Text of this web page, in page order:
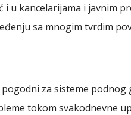
i u kancelarijama i javnim
sa mnogim tvrdim
za sisteme
tokom svakodnevne